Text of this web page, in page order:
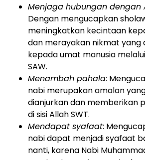
Menjaga hubungan dengan
Dengan mengucapkan
meningkatkan kecintaan
dan merayakan nikmat yang
kepada umat manusia
SAW.
Menambah pahala:
nabi merupakan amalan
dianjurkan dan memberikan
di sisi Allah SWT.
Mendapat syafaat:
nabi dapat menjadi syafaat
nanti, karena Nabi